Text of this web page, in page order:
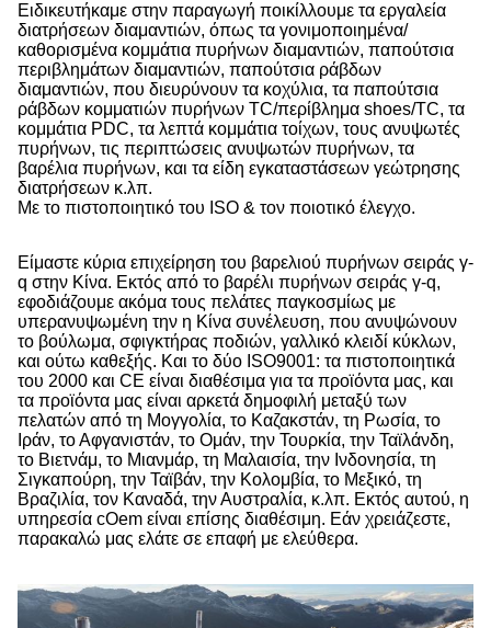
Ειδικευτήκαμε στην παραγωγή ποικίλλουμε τα εργαλεία
διατρήσεων διαμαντιών, όπως τα γονιμοποιημένα/
καθορισμένα κομμάτια πυρήνων διαμαντιών, παπούτσια
περιβλημάτων διαμαντιών, παπούτσια ράβδων
διαμαντιών, που διευρύνουν τα κοχύλια, τα παπούτσια
ράβδων κομματιών πυρήνων TC/περίβλημα shoes/TC, τα
κομμάτια PDC, τα λεπτά κομμάτια τοίχων, τους ανυψωτές
πυρήνων, τις περιπτώσεις ανυψωτών πυρήνων, τα
βαρέλια πυρήνων, και τα είδη εγκαταστάσεων γεώτρησης
διατρήσεων κ.λπ.
Με το πιστοποιητικό του ISO & τον ποιοτικό έλεγχο.
Είμαστε κύρια επιχείρηση του βαρελιού πυρήνων σειράς γ-
q στην Κίνα. Εκτός από το βαρέλι πυρήνων σειράς γ-q,
εφοδιάζουμε ακόμα τους πελάτες παγκοσμίως με
υπερανυψωμένη την η Κίνα συνέλευση, που ανυψώνουν
το βούλωμα, σφιγκτήρας ποδιών, γαλλικό κλειδί κύκλων,
και ούτω καθεξής. Και το δύο ISO9001: τα πιστοποιητικά
του 2000 και CE είναι διαθέσιμα για τα προϊόντα μας, και
τα προϊόντα μας είναι αρκετά δημοφιλή μεταξύ των
πελατών από τη Μογγολία, το Καζακστάν, τη Ρωσία, το
Ιράν, το Αφγανιστάν, το Ομάν, την Τουρκία, την Ταϊλάνδη,
το Βιετνάμ, το Μιανμάρ, τη Μαλαισία, την Ινδονησία, τη
Σιγκαπούρη, την Ταϊβάν, την Κολομβία, το Μεξικό, τη
Βραζιλία, τον Καναδά, την Αυστραλία, κ.λπ. Εκτός αυτού, η
υπηρεσία cOem είναι επίσης διαθέσιμη. Εάν χρειάζεστε,
παρακαλώ μας ελάτε σε επαφή με ελεύθερα.